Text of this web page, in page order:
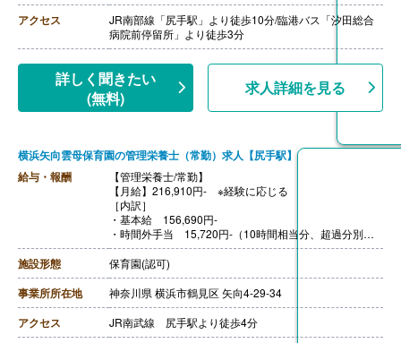
アクセス
JR南部線「尻手駅」より徒歩10分/臨港バス「汐田総合
病院前停留所」より徒歩3分
詳しく聞きたい
(無料)
求人詳細を見る
横浜矢向雲母保育園の管理栄養士（常勤）求人【尻手駅】
給与・報酬
【管理栄養士/常勤】
【月給】216,910円- ※経験に応じる
［内訳］
・基本給 156,690円-
・時間外手当 15,720円-（10時間相当分、超過分別途
支給）
・資格手当 20,000円
・処遇改善手当 15,000円
・その他手当 9,500円
【賞与】年3回（7月・12月・4月) ※評価・業績によって
変動あり
※それぞれの賞与に合わせ別途、処遇改善金等（各60,00
施設形態 保育園(認可)
事業所所在地 神奈川県 横浜市鶴見区 矢向4-29-34
アクセス JR南武線 尻手駅より徒歩4分